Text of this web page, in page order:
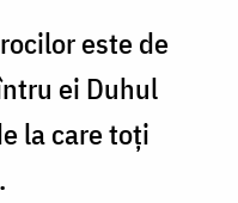
este de
ei Duhul
la care toţi